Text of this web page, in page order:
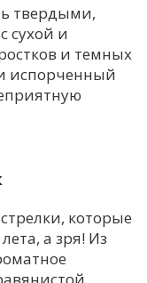
твердыми,
сухой и
и темных
испорченный
которые
а зря! Из